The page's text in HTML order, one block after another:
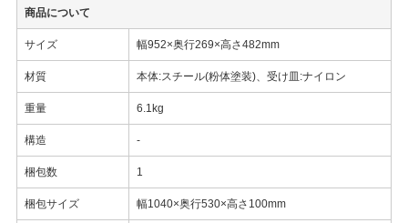
商品について
サイズ 幅952×奥行269×高さ482mm
材質 本体:スチール(粉体塗装)、受け皿:ナイロン
重量 6.1kg
構造 -
梱包数 1
梱包サイズ 幅1040×奥行530×高さ100mm